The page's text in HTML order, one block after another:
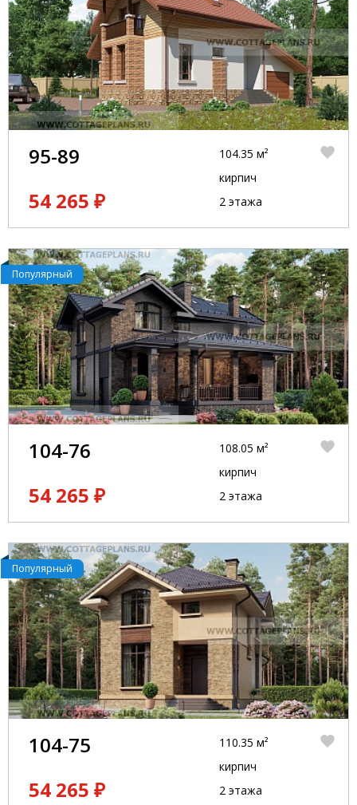
95-89
54 265 ₽
104.35 м²
кирпич
2 этажа
Популярный
104-76
54 265 ₽
108.05 м²
кирпич
2 этажа
Популярный
104-75
54 265 ₽
110.35 м²
кирпич
2 этажа